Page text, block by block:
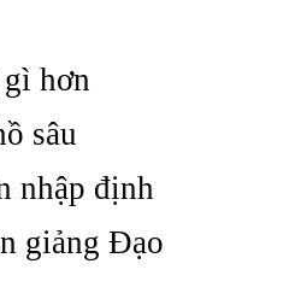
hơn
sâu
nhập định
giảng Đạo